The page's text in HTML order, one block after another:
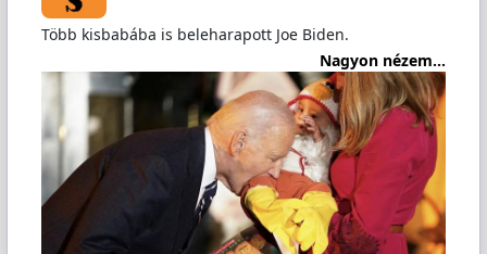
Több kisbabába is beleharapott Joe Biden.
Nagyon nézem...